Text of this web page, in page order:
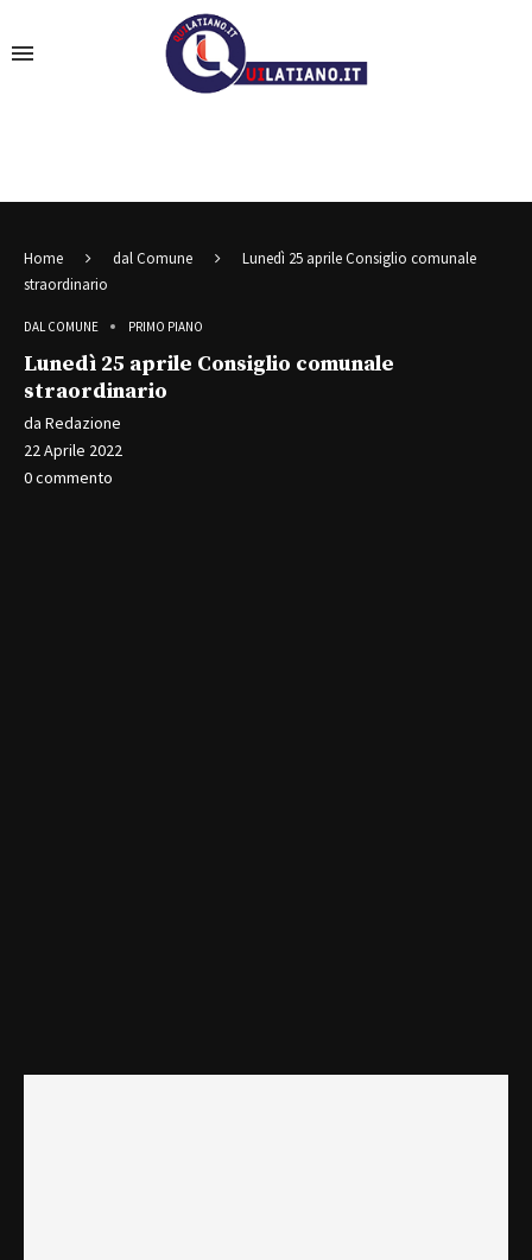
Home dal Comune
Lunedì 25 aprile Consiglio comunale
straordinario
DAL COMUNE PRIMO PIANO
Lunedì 25 aprile Consiglio comunale
straordinario
da Redazione
22 Aprile 2022
0 commento